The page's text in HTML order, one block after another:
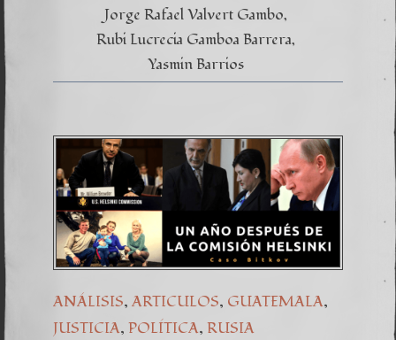
Jorge Rafael Valvert Gambo
Rubi Lucrecia Gamboa Barrera
Yasmin Barrios
ANÁLISIS, ARTICULOS, GUATEMALA,
JUSTICIA, POLÍTICA, RUSIA